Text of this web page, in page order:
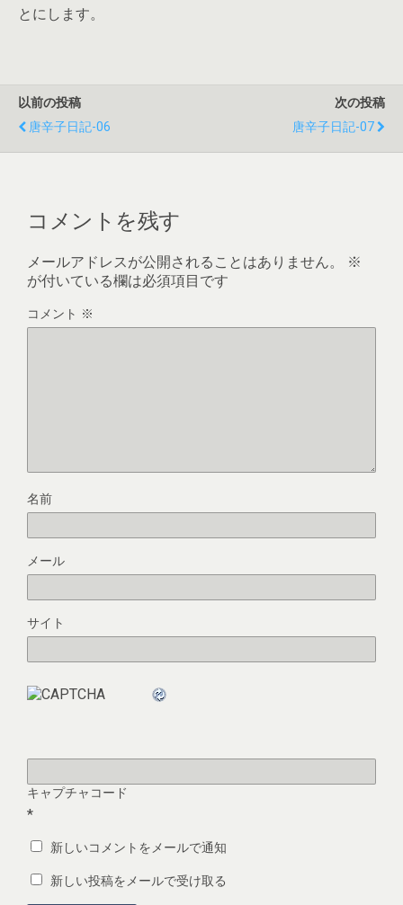
とにします。
以前の投稿
唐辛子日記-06
次の投稿
唐辛子日記-07
コメントを残す
メールアドレスが公開されることはありません。
※
が付いている欄は必須項目です
コメント ※
名前
メール
サイト
キャプチャコード
*
新しいコメントをメールで通知
新しい投稿をメールで受け取る